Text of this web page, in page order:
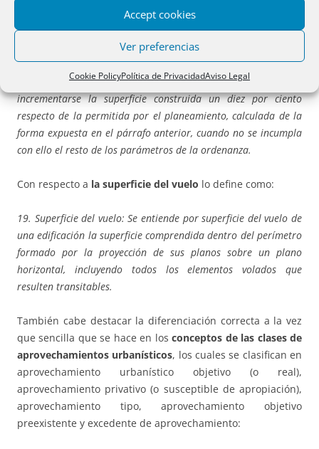
Accept cookies
Ver preferencias
Cookie PolicyPolítica de PrivacidadAviso Legal
incumpla con ello el resto de parámetros de la ordenanza. De
igual forma, para las edificaciones residenciales que garanticen
mediante certificación de organismo independiente
especializado la obtención de un estándar de mínima demanda
energética superior a la normativa nacional, podrá
incrementarse la superficie construida un diez por ciento
respecto de la permitida por el planeamiento, calculada de la
forma expuesta en el párrafo anterior, cuando no se incumpla
con ello el resto de los parámetros de la ordenanza.
Con respecto a la superficie del vuelo lo define como:
19. Superficie del vuelo:Se entiende por superficie del vuelo de
una edificación la superficie comprendida dentro del perímetro
formado por la proyección de sus planos sobre un plano
horizontal, incluyendo todos los elementos volados que
resulten transitables.
También cabe destacar la diferenciación correcta a la vez
que sencilla que se hace en losconceptos de las clases de
aprovechamientos urbanísticos, los cuales se clasifican en
aprovechamiento urbanístico objetivo (o real),
aprovechamiento privativo (o susceptible de apropiación),
aprovechamiento tipo, aprovechamiento objetivo
preexistente y excedente de aprovechamiento: